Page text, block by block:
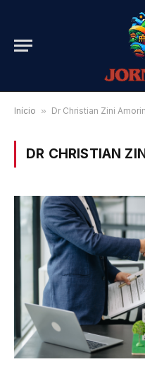
Início » Dr Christian Zini
DR CHRISTIAN